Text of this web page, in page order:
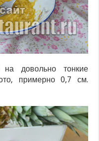
довольно тонкие
примерно 0,7 см.